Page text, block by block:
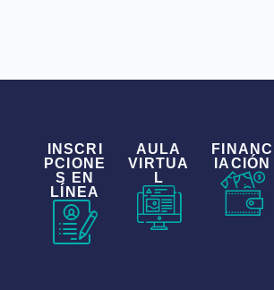
INSCRI
PCIONE
S EN
LÍNEA
AULA
VIRTUA
L
FINANC
IACIÓN